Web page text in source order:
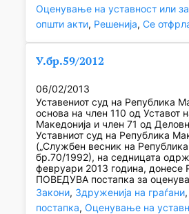
Оценување на уставност или
општи акти, Решенија, Се
У.бр.59/2012
06/02/2013
Уставениот суд на Република
основа на член 110 од Уставот
Македонија и член 71 од
Уставниот суд на Република
(„Службен весник на Република
бр.70/1992), на седницата
февруари 2013 година,
ПОВЕДУВА постапка за
Закони, Здруженија на граѓани,
постапка, Оценување на